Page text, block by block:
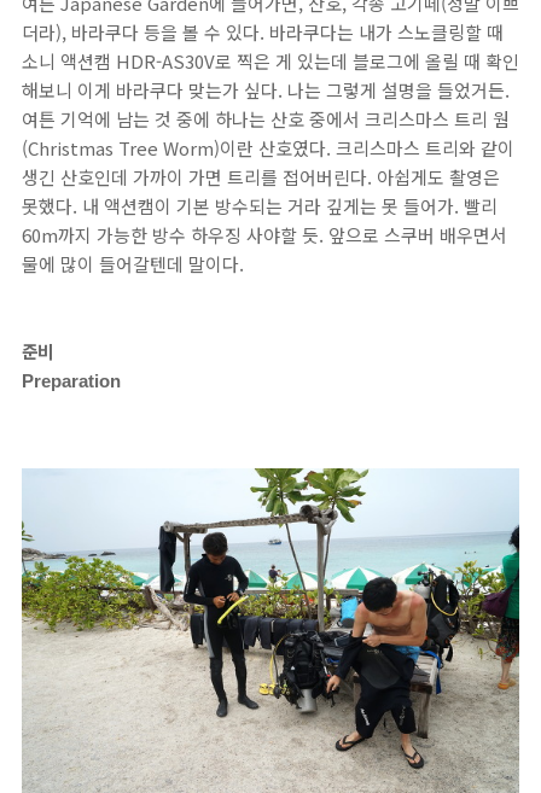
더라), 바라쿠다 등을 볼 수 있다. 바라쿠다는 내가 스노클링할 때
소니 액션캠 HDR-AS30V로 찍은 게 있는데 블로그에 올릴 때 확인
해보니 이게 바라쿠다 맞는가 싶다. 나는 그렇게 설명을 들었거든.
여튼 기억에 남는 것 중에 하나는 산호 중에서 크리스마스 트리 웜
(Christmas Tree Worm)이란 산호였다. 크리스마스 트리와 같이
생긴 산호인데 가까이 가면 트리를 접어버린다. 아쉽게도 촬영은
못했다. 내 액션캠이 기본 방수되는 거라 깊게는 못 들어가. 빨리
60m까지 가능한 방수 하우징 사야할 듯. 앞으로 스쿠버 배우면서
물에 많이 들어갈텐데 말이다.
준비
Preparation